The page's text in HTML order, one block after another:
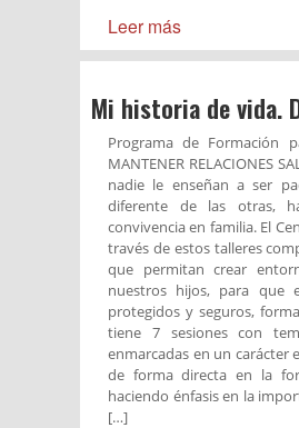
Leer más
Mi historia de vida.
Programa de Formación
MANTENER RELACIONES
nadie le enseñan a ser
diferente de las otras,
convivencia en familia. El
través de estos talleres
que permitan crear
nuestros hijos, para que
protegidos y seguros,
tiene 7 sesiones con
enmarcadas en un
de forma directa en la
haciendo énfasis en la
[…]